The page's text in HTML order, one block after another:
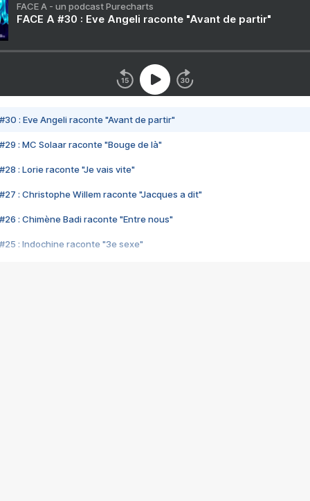
FACE A - un podcast Purecharts
FACE A #30 : Eve Angeli raconte "Avant de partir"
#30 : Eve Angeli raconte "Avant de partir"
#29 : MC Solaar raconte "Bouge de là"
#28 : Lorie raconte "Je vais vite"
#27 : Christophe Willem raconte "Jacques a dit"
#26 : Chimène Badi raconte "Entre nous"
#25 : Indochine raconte "3e sexe"